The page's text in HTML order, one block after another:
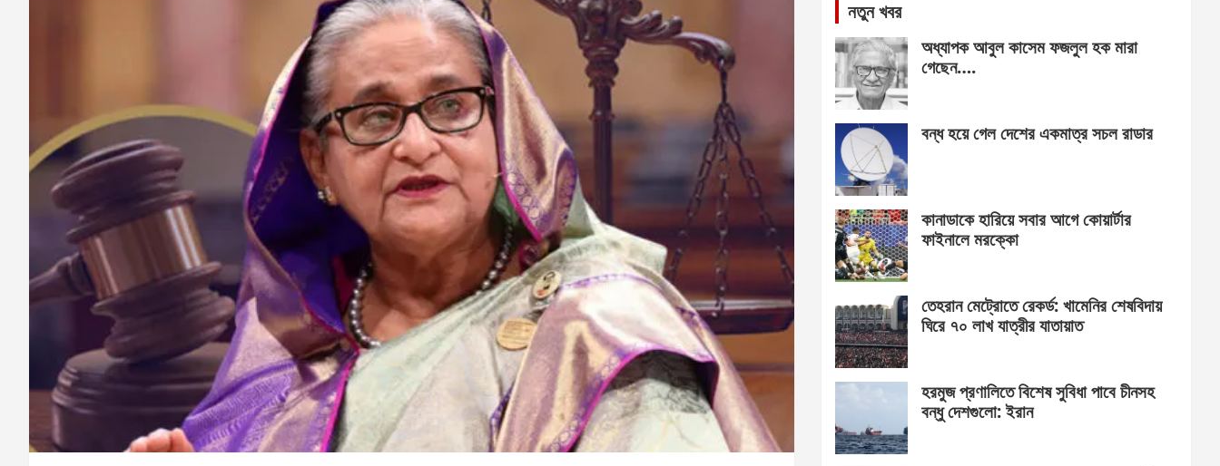
নতুন খবর
অধ্যাপক আবুল কাসেম ফজলুল হক মারা
গেছেন….
বন্ধ হয়ে গেল দেশের একমাত্র সচল রাডার
কানাডাকে হারিয়ে সবার আগে কোয়ার্টার
ফাইনালে মরক্কো
তেহরান মেট্রোতে রেকর্ড: খামেনির শেষবিদায়
ঘিরে ৭০ লাখ যাত্রীর যাতায়াত
হরমুজ প্রণালিতে বিশেষ সুবিধা পাবে চীনসহ
বন্ধু দেশগুলো: ইরান